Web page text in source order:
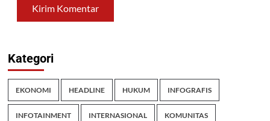
Kategori
EKONOMI HEADLINE HUKUM INFOGRAFIS
INFOTAINMENT INTERNASIONAL KOMUNITAS